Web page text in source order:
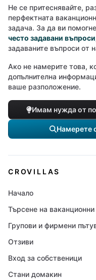
Не се притеснявайте,
перфектната
задача. За да ви
често задавани въпроси
задаваните въпроси от
Ако не намерите това,
допълнителна
ваше разположение.
Имам нужда от
Намерете
CROVILLAS
Начало
Търсене на
Групови и фирмени
Отзиви
Вход за собственици
Стани домакин